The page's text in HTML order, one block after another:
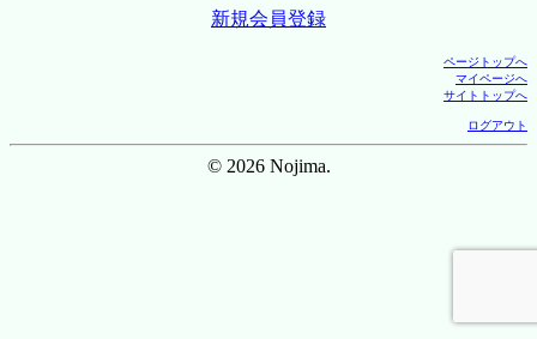
新規会員登録
ページトップへ
マイページへ
サイトトップへ
ログアウト
© 2026 Nojima.